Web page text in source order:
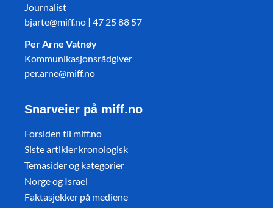
Journalist
bjarte@miff.no | 47 25 88 57
Per Arne Vatnøy
Kommunikasjonsrådgiver
per.arne@miff.no
Snarveier på miff.no
Forsiden til miff.no
Siste artikler kronologisk
Temasider og kategorier
Norge og Israel
Faktasjekker på mediene